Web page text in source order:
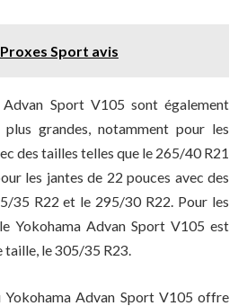
Sport avis
Advan Sport V105 sont également
grandes, notamment pour les
des tailles telles que le 265/40 R21
les jantes de 22 pouces avec des
35 R22 et le 295/30 R22. Pour les
Yokohama Advan Sport V105 est
taille, le 305/35 R23.
Yokohama Advan Sport V105 offre